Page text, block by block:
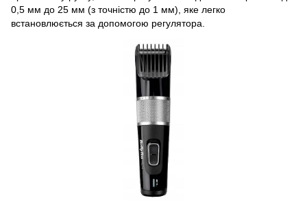
0,5 мм до 25 мм (з точністю до 1 мм), яке легко
встановлюється за допомогою регулятора.